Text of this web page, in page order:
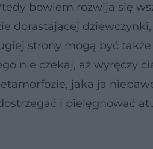
bowiem rozwija się
dorastającej
strony mogą być także
nie czekaj, aż wyręczy
jaka ja
i pielęgnować